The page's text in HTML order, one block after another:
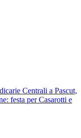
Centrali a Pascut,
festa per Casarotti e